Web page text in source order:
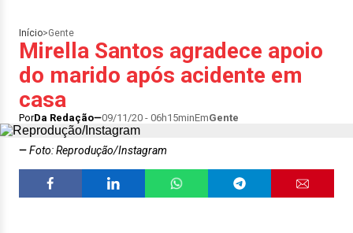
Início>Gente
Mirella Santos agradece apoio
do marido após acidente em
casa
PorDa Redação 09/11/20 - 06h15minEmGente
Foto: Reprodução/Instagram